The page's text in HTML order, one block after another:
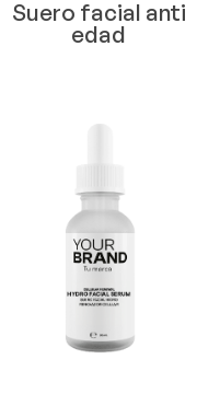
Suero facial anti
edad